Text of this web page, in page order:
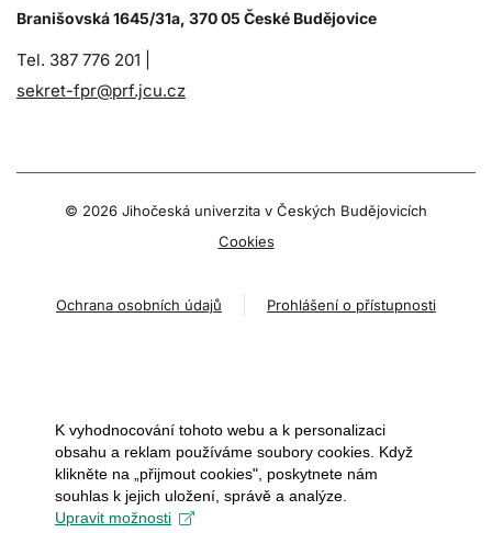
Branišovská 1645/31a, 370 05 České Budějovice
Tel. 387 776 201 |
sekret-fpr@prf.jcu.cz
© 2026 Jihočeská univerzita v Českých Budějovicích
Cookies
Ochrana osobních údajů Prohlášení o přístupnosti
K vyhodnocování tohoto webu a k personalizaci
obsahu a reklam používáme soubory cookies. Když
klikněte na „přijmout cookies", poskytnete nám
souhlas k jejich uložení, správě a analýze.
Upravit možnosti